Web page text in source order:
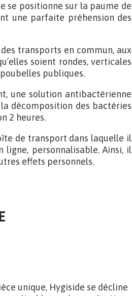
se positionne sur la paume de
une parfaite préhension des
transports en commun, aux
soient rondes, verticales
publiques.
une solution antibactérienne
décomposition des bactéries
2 heures.
de transport dans laquelle il
personnalisable. Ainsi, il
effets personnels.
unique, Hygiside se décline